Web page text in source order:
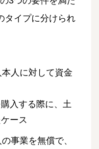
タイプに分けられ
本人に対して資金
入する際に、土
ース
事業を無償で、